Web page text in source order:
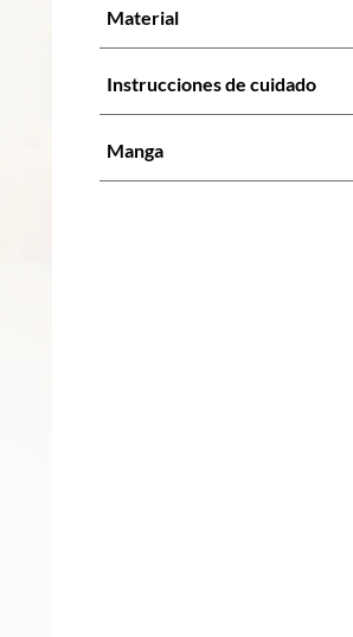
Material
Instrucciones de cuidado
Manga